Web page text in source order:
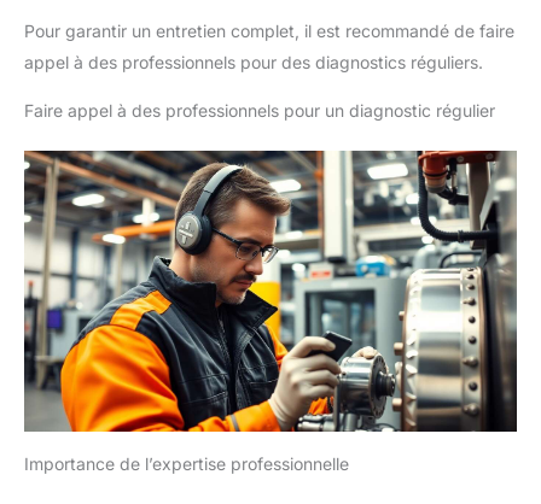
Pour garantir un entretien complet, il est recommandé de faire
appel à des professionnels pour des diagnostics réguliers.
Faire appel à des professionnels pour un diagnostic régulier
Importance de l’expertise professionnelle